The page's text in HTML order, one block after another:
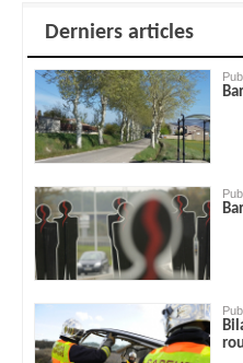
Derniers articles